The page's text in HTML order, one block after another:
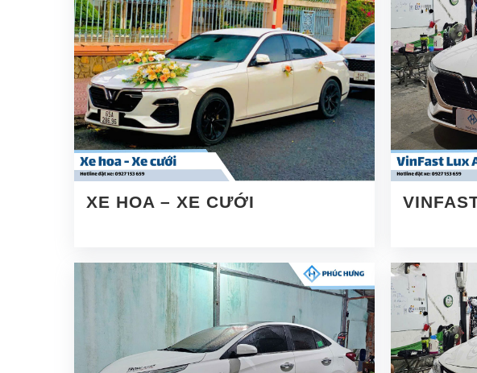
XE HOA – XE CƯỚI